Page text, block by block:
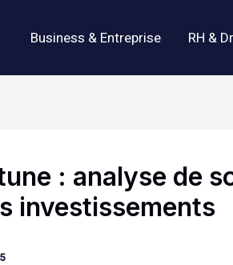
Business & Entreprise RH &
: analyse de
investissements